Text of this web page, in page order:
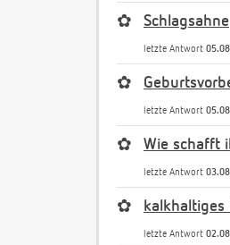
✿ Schlagsahne
letzte Antwort
✿
letzte Antwort
✿ Wie schafft
letzte Antwort
✿ kalkhaltiges
letzte Antwort